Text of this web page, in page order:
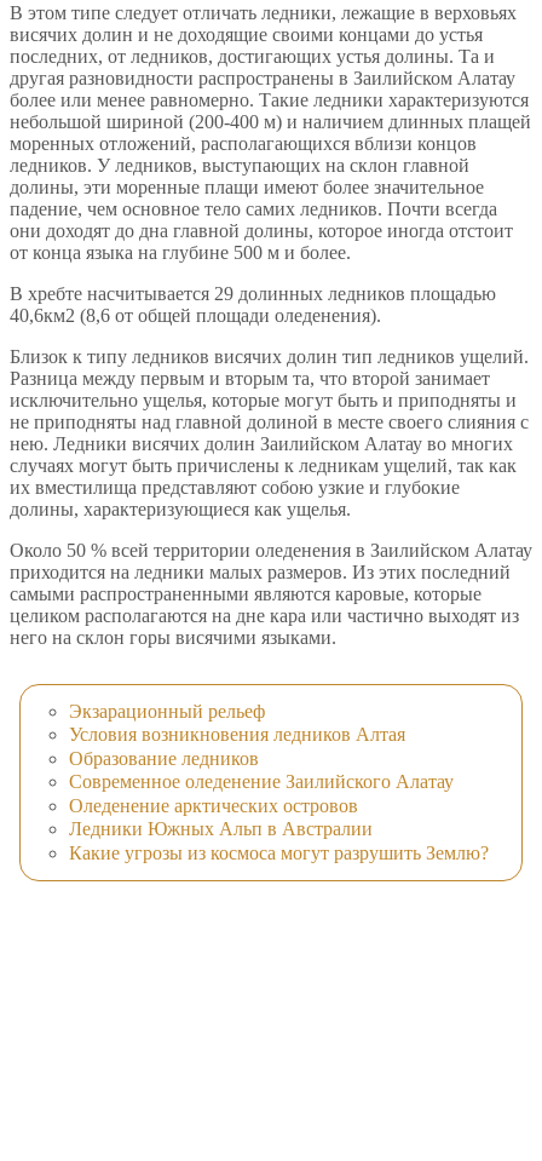
В этом типе следует отличать ледники, лежащие в верховьях
висячих долин и не доходящие своими концами до устья
последних, от ледников, достигающих устья долины. Та и
другая разновидности распространены в Заилийском Алатау
более или менее равномерно. Такие ледники характеризуются
небольшой шириной (200-400 м) и наличием длинных плащей
моренных отложений, располагающихся вблизи концов
ледников. У ледников, выступающих на склон главной
долины, эти моренные плащи имеют более значительное
падение, чем основное тело самих ледников. Почти всегда
они доходят до дна главной долины, которое иногда отстоит
от конца языка на глубине 500 м и более.
В хребте насчитывается 29 долинных ледников площадью
40,6км2 (8,6 от общей площади оледенения).
Близок к типу ледников висячих долин тип ледников ущелий.
Разница между первым и вторым та, что второй занимает
исключительно ущелья, которые могут быть и приподняты и
не приподняты над главной долиной в месте своего слияния с
нею. Ледники висячих долин Заилийском Алатау во многих
случаях могут быть причислены к ледникам ущелий, так как
их вместилища представляют собою узкие и глубокие
долины, характеризующиеся как ущелья.
Около 50 % всей территории оледенения в Заилийском Алатау
приходится на ледники малых размеров. Из этих последний
самыми распространенными являются каровые, которые
целиком располагаются на дне кара или частично выходят из
него на склон горы висячими языками.
Экзарационный рельеф
Условия возникновения ледников Алтая
Образование ледников
Современное оледенение Заилийского Алатау
Оледенение арктических островов
Ледники Южных Альп в Австралии
Какие угрозы из космоса могут разрушить Землю?